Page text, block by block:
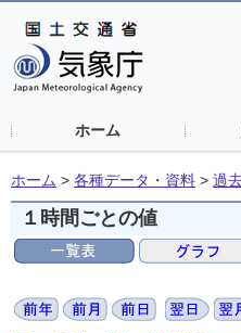
ホーム
ホーム > 各種データ・資料 > 過
１時間ごとの値